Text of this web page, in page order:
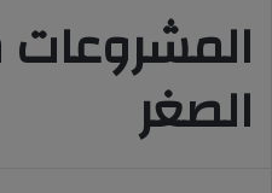
المشروعات
الصغر